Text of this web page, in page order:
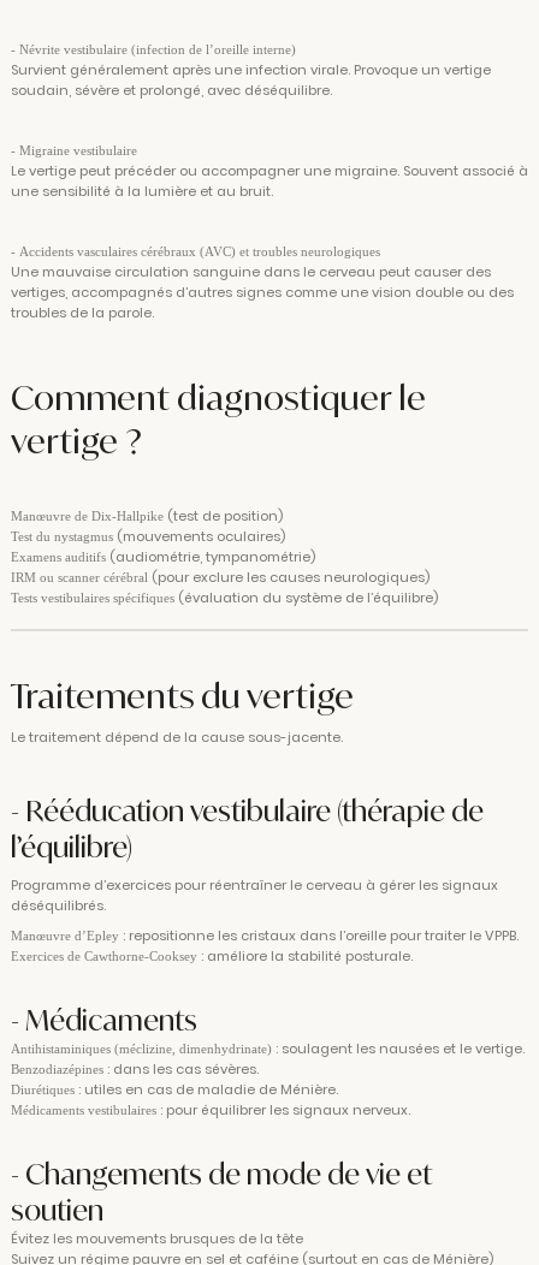
- Névrite vestibulaire (infection de l’oreille interne)
Survient généralement après une infection virale. Provoque un vertige
soudain, sévère et prolongé, avec déséquilibre.
- Migraine vestibulaire
Le vertige peut précéder ou accompagner une migraine. Souvent associé à
une sensibilité à la lumière et au bruit.
- Accidents vasculaires cérébraux (AVC) et troubles neurologiques
Une mauvaise circulation sanguine dans le cerveau peut causer des
vertiges, accompagnés d’autres signes comme une vision double ou des
troubles de la parole.
Comment diagnostiquer le
vertige ?
Manœuvre de Dix-Hallpike(test de position)
Test du nystagmus(mouvements oculaires)
Examens auditifs(audiométrie, tympanométrie)
IRM ou scanner cérébral(pour exclure les causes neurologiques)
Tests vestibulaires spécifiques(évaluation du système de l’équilibre)
Traitements du vertige
Le traitement dépend de la cause sous-jacente.
- Rééducation vestibulaire (thérapie de
l’équilibre)
Programme d’exercices pour réentraîner le cerveau à gérer les signaux
déséquilibrés.
Manœuvre d’Epley: repositionne les cristaux dans l’oreille pour traiter le VPPB.
Exercices de Cawthorne-Cooksey: améliore la stabilité posturale.
- Médicaments
Antihistaminiques (méclizine, dimenhydrinate) : soulagent les nausées et le vertige.
Benzodiazépines: dans les cas sévères.
Diurétiques: utiles en cas de maladie de Ménière.
Médicaments vestibulaires: pour équilibrer les signaux nerveux.
- Changements de mode de vie et
soutien
Évitez les mouvements brusques de la tête
Suivez un régime pauvre en sel et caféine (surtout en cas de Ménière)